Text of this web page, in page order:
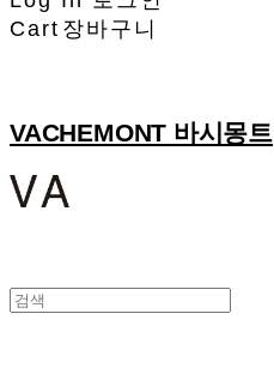
Cart 장바구니
VACHEMONT 바시몽트